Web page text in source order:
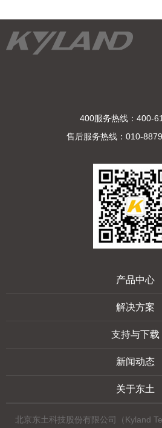
400服务热线：400-
售后服务热线：010-
产品中心
解决方案
支持与下载
新闻动态
关于东土
北京东土科技股份有限公司（Kyland